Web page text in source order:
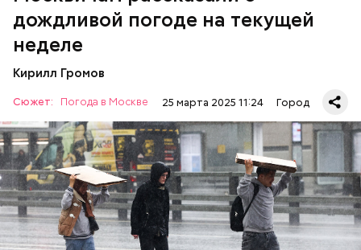
дождливой погоде на текущей
неделе
Кирилл Громов
Сюжет: Погода в Москве 25 марта 2025 11:24 Город
Ботанический сад РАН;
ВДНХ;
Лосиный Остров;
Измайловский парк;
Кемеровский лесопарк;
Фото: Пресс-служба ЦОДД